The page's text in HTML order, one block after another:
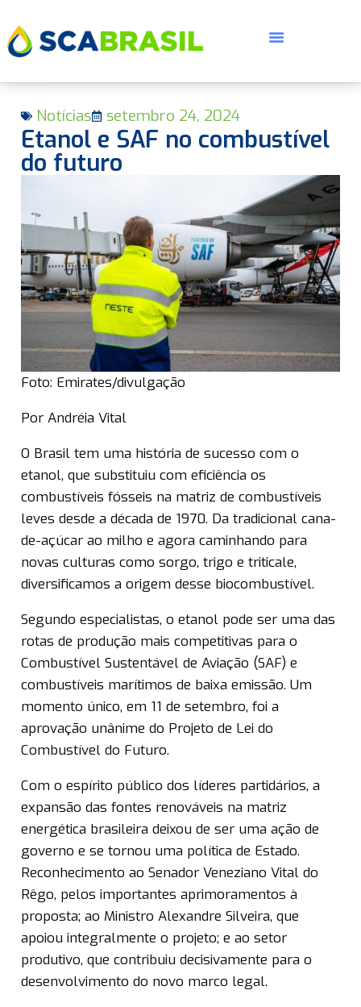
Notícias setembro 24, 2024
Etanol e SAF no combustível
do futuro
Foto: Emirates/divulgação
Por Andréia Vital
O Brasil tem uma história de sucesso com o
etanol, que substituiu com eficiência os
combustíveis fósseis na matriz de combustíveis
leves desde a década de 1970. Da tradicional cana-
de-açúcar ao milho e agora caminhando para
novas culturas como sorgo, trigo e triticale,
diversificamos a origem desse biocombustível.
Segundo especialistas, o etanol pode ser uma das
rotas de produção mais competitivas para o
Combustível Sustentável de Aviação (SAF) e
combustíveis marítimos de baixa emissão. Um
momento único, em 11 de setembro, foi a
aprovação unânime do Projeto de Lei do
Combustível do Futuro.
Com o espírito público dos líderes partidários, a
expansão das fontes renováveis ​​na matriz
energética brasileira deixou de ser uma ação de
governo e se tornou uma política de Estado.
Reconhecimento ao Senador Veneziano Vital do
Rêgo, pelos importantes aprimoramentos à
proposta; ao Ministro Alexandre Silveira, que
apoiou integralmente o projeto; e ao setor
produtivo, que contribuiu decisivamente para o
desenvolvimento do novo marco legal.